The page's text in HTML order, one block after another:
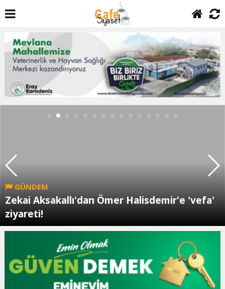
GÜNDEM
Zekai Aksakallı'dan Ömer Halisdemir'e 'vefa'
ziyareti!